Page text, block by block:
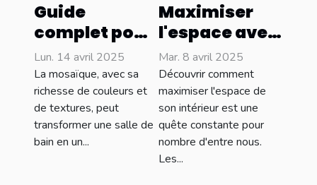
Guide
complet pour
choisir la
mosaïque
idéale pour
salles de bain
Lun. 14 avril 2025
La mosaïque, avec sa
richesse de couleurs et
de textures, peut
transformer une salle de
bain en un...
Maximiser
l'espace avec
des meubles
sur mesure :
astuces et
avantages
Mar. 8 avril 2025
Découvrir comment
maximiser l'espace de
son intérieur est une
quête constante pour
nombre d'entre nous.
Les...